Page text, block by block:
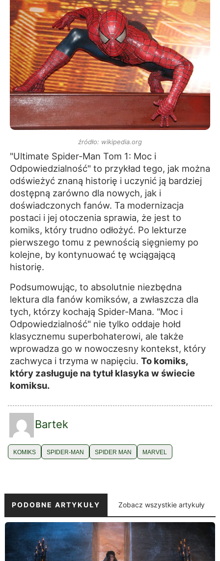
źródło: wikipedia.org
"Ultimate Spider-Man Tom 1: Moc i
Odpowiedzialność" to przykład tego, jak można
odświeżyć znaną historię i uczynić ją bardziej
dostępną zarówno dla nowych, jak i
doświadczonych fanów. Ta modernizacja
postaci i jej otoczenia sprawia, że jest to
komiks, który trudno odłożyć. Po lekturze
pierwszego tomu z pewnością sięgniemy po
kolejne, by kontynuować tę wciągającą
historię.
Podsumowując, to absolutnie niezbędna
lektura dla fanów komiksów, a zwłaszcza dla
tych, którzy kochają Spider-Mana. "Moc i
Odpowiedzialność" nie tylko oddaje hołd
klasycznemu superbohaterowi, ale także
wprowadza go w nowoczesny kontekst, który
zachwyca i trzyma w napięciu. To komiks,
który zasługuje na tytuł klasyka w świecie
komiksu.
Bartek
KOMIKS SPIDER-MAN SPIDER MAN MARVEL
PODOBNE ARTYKUŁY Zobacz wszystkie artykuły